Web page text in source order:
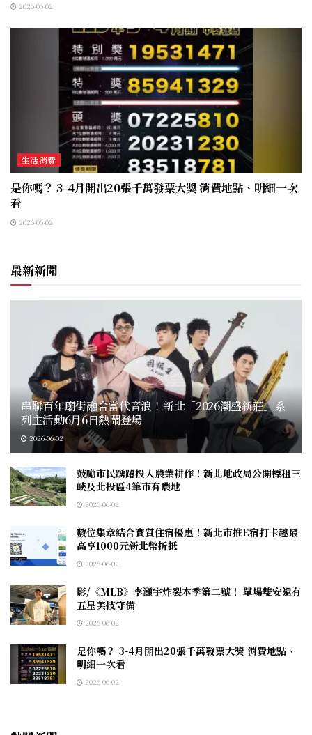
2026-06-02
生活消費
是你嗎？ 3-4月開出20張千萬發票大獎 消費地點、明細一次
看
2026-06-02
最新新聞
串聯百年廟街融合當代音浪！新北「2026潮盛新莊」系
列主活動6月6日熱鬧登場
2026-06-02
鼓勵市民踴躍投入農業耕作！新北地政局公開標租三
峽及北投區4筆市有農地
2026-06-02
數位集章結合實質住宿優惠！新北市推E宿打卡趣最
高享1000元新北幣折抵
2026-06-02
影/《MLB》李灝宇炸裂本季第二號！ 單場雙安還有
五星美技守備
2026-06-02
是你嗎？ 3-4月開出20張千萬發票大獎 消費地點、
明細一次看
2026-06-02